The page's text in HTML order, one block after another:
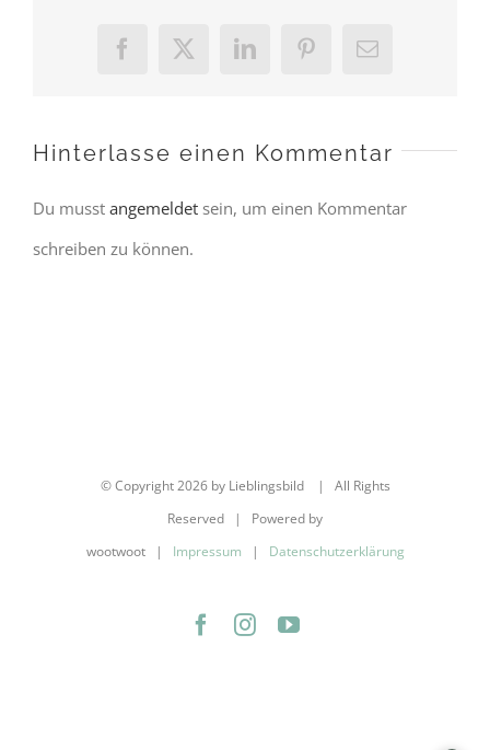
Facebook
X LinkedInPinterest
E-
Hinterlasse einen Kommentar
Du musst angemeldet sein, um einen Kommentar
schreiben zu können.
© Copyright2026 by Lieblingsbild | All Rights
Reserved | Powered by
wootwoot | Impressum | Datenschutzerklärung
Facebook
InstagramYouTube